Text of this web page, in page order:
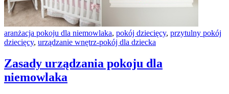
aranżacja pokoju dla niemowlaka, pokój dziecięcy, przytulny pokój
dziecięcy, urządzanie wnętrz-pokój dla dziecka
Zasady urządzania pokoju dla
niemowlaka